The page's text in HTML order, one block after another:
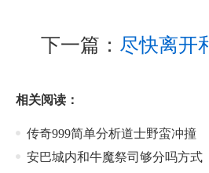
下一篇： 尽快离开
相关阅读：
传奇999简单分析道士野蛮冲撞
安巴城内和牛魔祭司够分吗方式